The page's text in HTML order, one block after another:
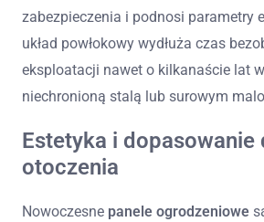
zabezpieczenia i podnosi parametry
układ powłokowy wydłuża czas
eksploatacji nawet o kilkanaście lat
niechronioną stalą lub surowym
Estetyka i dopasowanie
otoczenia
Nowoczesne panele ogrodzeniowe